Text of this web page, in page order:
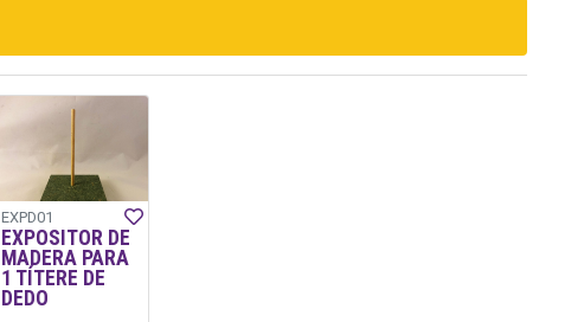
EXPD01
EXPOSITOR DE
MADERA PARA
1 TÍTERE DE
DEDO